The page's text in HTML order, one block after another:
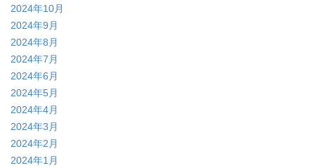
2024年10月
2024年9月
2024年8月
2024年7月
2024年6月
2024年5月
2024年4月
2024年3月
2024年2月
2024年1月